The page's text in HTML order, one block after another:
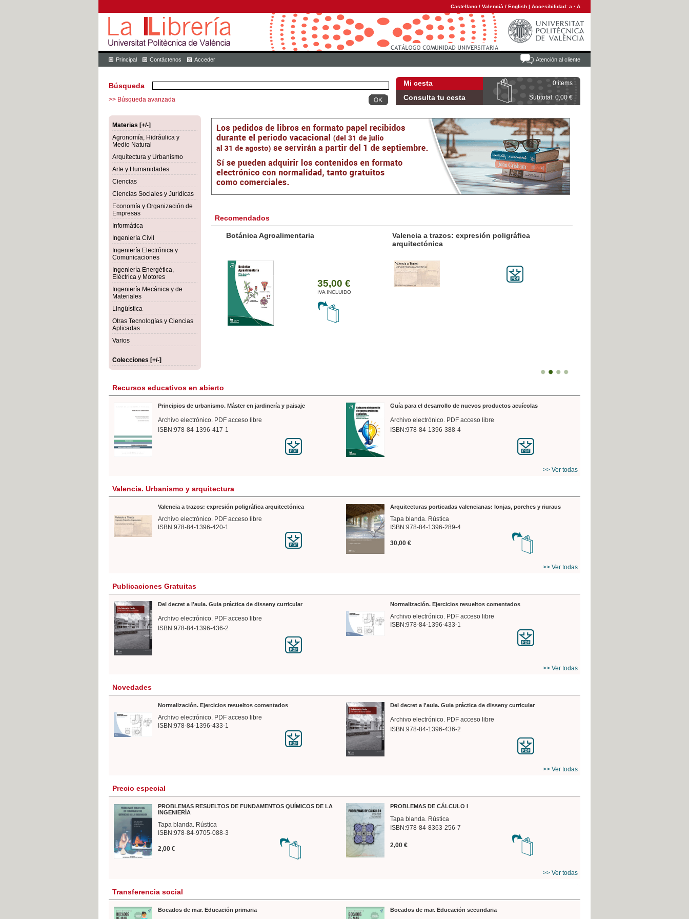
Castellano / Valencià / English | Accesibilidad: a · A
Atención al cliente
Principal Contáctenos Acceder
Mi cesta 0 items
Consulta tu cesta Subtotal: 0,00 €
Búsqueda
>> Búsqueda avanzada
Materias [+/-]
Agronomía, Hidráulica y
Medio Natural
Arquitectura y Urbanismo
Arte y Humanidades
Ciencias
Ciencias Sociales y Jurídicas
Economía y Organización de
Empresas
Informática
Ingeniería Civil
Ingeniería Electrónica y
Comunicaciones
Ingeniería Energética,
Eléctrica y Motores
Ingeniería Mecánica y de
Materiales
Lingüística
Otras Tecnologías y Ciencias
Aplicadas
Varios
Colecciones [+/-]
Recomendados
Botánica Agroalimentaria
35,00 €
IVA INCLUIDO
Valencia a trazos: expresión poligráfica
arquitectónica
Recursos educativos en abierto
Principios de urbanismo. Máster en jardinería y paisaje
Archivo electrónico. PDF acceso libre
ISBN:978-84-1396-417-1
Guía para el desarrollo de nuevos productos acuícolas
Archivo electrónico. PDF acceso libre
ISBN:978-84-1396-388-4
>> Ver todas
Valencia. Urbanismo y arquitectura
Valencia a trazos: expresión poligráfica arquitectónica
Archivo electrónico. PDF acceso libre
ISBN:978-84-1396-420-1
Arquitecturas porticadas valencianas: lonjas, porches y riuraus
Tapa blanda. Rústica
ISBN:978-84-1396-289-4
30,00 €
>> Ver todas
Publicaciones Gratuitas
Del decret a l'aula. Guia práctica de disseny curricular
Archivo electrónico. PDF acceso libre
ISBN:978-84-1396-436-2
Normalización. Ejercicios resueltos comentados
Archivo electrónico. PDF acceso libre
ISBN:978-84-1396-433-1
>> Ver todas
Novedades
Normalización. Ejercicios resueltos comentados
Archivo electrónico. PDF acceso libre
ISBN:978-84-1396-433-1
Del decret a l'aula. Guia práctica de disseny curricular
Archivo electrónico. PDF acceso libre
ISBN:978-84-1396-436-2
>> Ver todas
Precio especial
PROBLEMAS RESUELTOS DE FUNDAMENTOS QUÍMICOS DE LA
INGENIERÍA
Tapa blanda. Rústica
ISBN:978-84-9705-088-3
2,00 €
PROBLEMAS DE CÁLCULO I
Tapa blanda. Rústica
ISBN:978-84-8363-256-7
2,00 €
>> Ver todas
Transferencia social
Bocados de mar. Educación primaria Bocados de mar. Educación secundaria